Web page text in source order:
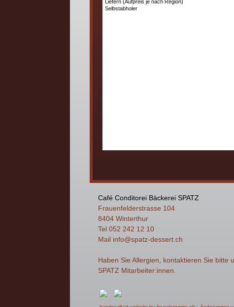
Liefern (Aufpreis je nach Region)
Selbstabholer
Café Conditorei Bäckerei SPATZ
Frauenfelderstrasse 104
8404 Winterthur
Tel 052 242 12 10
Mail info@spatz-dessert.ch
Haben Sie Allergien, kontaktieren Sie bitte
SPATZ Mitarbeiter:innen.